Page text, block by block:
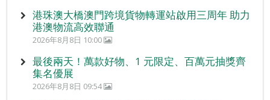
港珠澳大橋澳門跨境貨物轉運站啟用三周年 助力
港澳物流高效聯通
2026年8月8日 10:00
最後兩天！萬款好物、1 元限定、百萬元抽獎齊
集名優展
2026年8月8日 09:54